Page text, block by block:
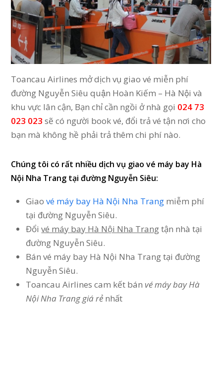
Toancau Airlines mở dịch vụ giao vé miễn phí
đường Nguyễn Siêu quận Hoàn Kiếm – Hà Nội và
khu vực lân cận, Bạn chỉ cần ngồi ở nhà gọi 024 73
023 023 sẽ có người book vé, đổi trả vé tận nơi cho
bạn mà không hề phải trả thêm chi phí nào.
Chúng tôi có rất nhiều dịch vụ giao vé máy bay Hà
Nội Nha Trang tại đường Nguyễn Siêu:
Giaové máy bay Hà Nội Nha Trang miễm phí
tại đường Nguyễn Siêu.
Đổivé máy bay Hà Nội Nha Trangtận nhà tại
đường Nguyễn Siêu.
Bán vé máy bay Hà Nội Nha Trang tại đường
Nguyễn Siêu.
Toancau Airlines cam kết bán vé máy bay Hà
Nội Nha Trang giá rẻ nhất